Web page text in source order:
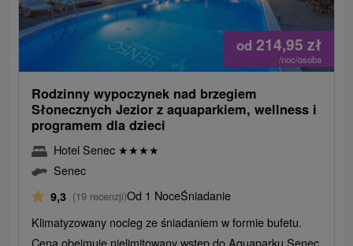
od 214,95 zł
/noc/osoba
Rodzinny wypoczynek nad brzegiem
Słonecznych Jezior z aquaparkiem, wellness i
programem dla dzieci
Hotel Senec ★★★★
Senec
9,3 (19 recenzji)Od 1 NoceŚniadanie
Klimatyzowany nocleg ze śniadaniem w formie bufetu.
Cena obejmuje nielimitowany wstęp do Aquaparku Senec